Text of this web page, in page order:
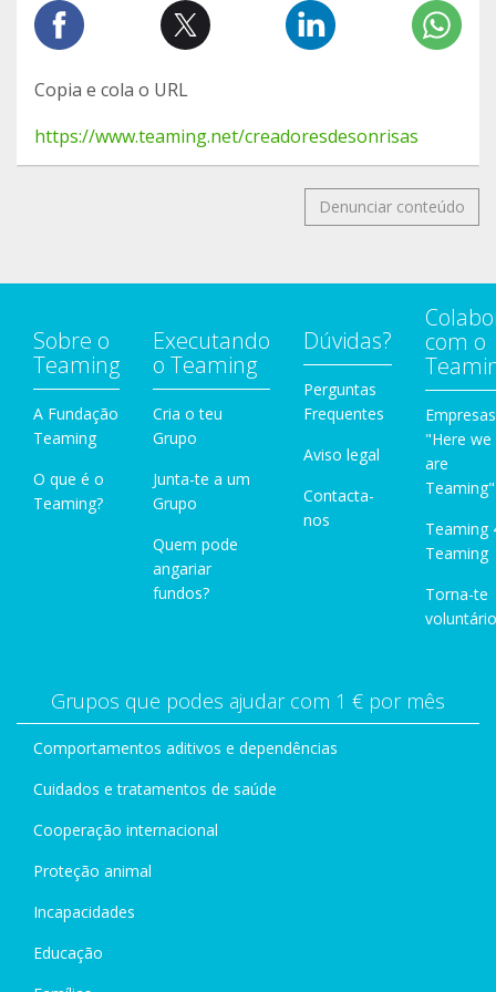
Copia e cola o URL
https://www.teaming.net/creadoresdesonrisas
Denunciar conteúdo
Sobre o
Teaming
A Fundação
Teaming
O que é o
Teaming?
Executando
o Teaming
Cria o teu
Grupo
Junta-te a um
Grupo
Quem pode
angariar
fundos?
Dúvidas?
Perguntas
Frequentes
Aviso legal
Contacta-
nos
com o
Empresas
"Here we
are
Teaming"
Teaming
Teaming
Torna-te
Grupos que podes ajudar com 1 € por mês
Comportamentos aditivos e dependências
Cuidados e tratamentos de saúde
Cooperação internacional
Proteção animal
Incapacidades
Educação